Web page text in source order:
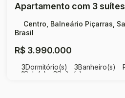
R$3.990.000
Centro, Balneário Piçarras,
Brasil
3Dormitório(s) 3Banheiro(s)
1Sala(s) 3Suíte(s)